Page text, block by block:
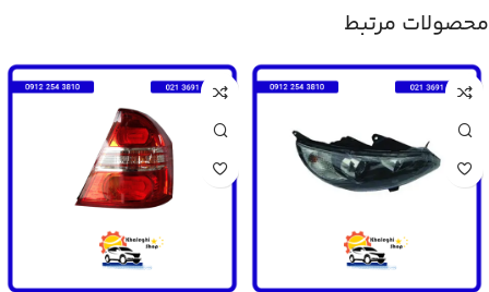
محصولات مرتبط